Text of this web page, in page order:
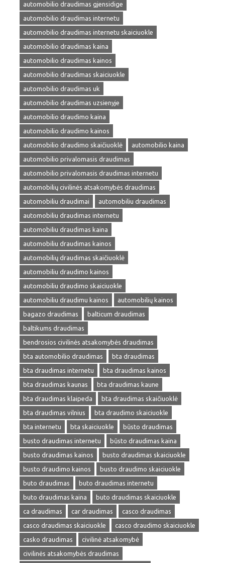
automobilio draudimas gjensidige
automobilio draudimas internetu
automobilio draudimas internetu skaiciuokle
automobilio draudimas kaina
automobilio draudimas kainos
automobilio draudimas skaiciuokle
automobilio draudimas uk
automobilio draudimas uzsienyje
automobilio draudimo kaina
automobilio draudimo kainos
automobilio draudimo skaičiuoklė
automobilio kaina
automobilio privalomasis draudimas
automobilio privalomasis draudimas internetu
automobilių civilinės atsakomybės draudimas
automobiliu draudimai
automobiliu draudimas
automobiliu draudimas internetu
automobiliu draudimas kaina
automobiliu draudimas kainos
automobilių draudimas skaičiuoklė
automobiliu draudimo kainos
automobiliu draudimo skaiciuokle
automobiliu draudimu kainos
automobilių kainos
bagazo draudimas
balticum draudimas
baltikums draudimas
bendrosios civilinės atsakomybės draudimas
bta automobilio draudimas
bta draudimas
bta draudimas internetu
bta draudimas kainos
bta draudimas kaunas
bta draudimas kaune
bta draudimas klaipeda
bta draudimas skaičiuoklė
bta draudimas vilnius
bta draudimo skaiciuokle
bta internetu
bta skaiciuokle
būsto draudimas
busto draudimas internetu
būsto draudimas kaina
busto draudimas kainos
busto draudimas skaiciuokle
busto draudimo kainos
busto draudimo skaiciuokle
buto draudimas
buto draudimas internetu
buto draudimas kaina
buto draudimas skaiciuokle
ca draudimas
car draudimas
casco draudimas
casco draudimas skaiciuokle
casco draudimo skaiciuokle
casko draudimas
civilinė atsakomybė
civilinės atsakomybės draudimas